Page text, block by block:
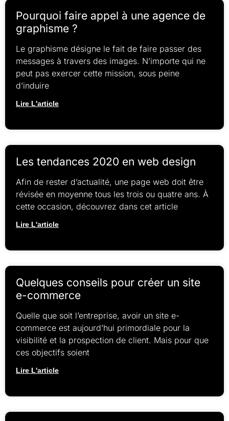
Pourquoi faire appel à une agence de
graphisme ?
Le graphisme désigne le fait de faire passer des
messages à travers des images. N’importe qui ne
peut pas exercer cette mission, sous peine
d’induire
Lire L'article
Les tendances 2020 en web design
Afin de rester d’actualité, une page web doit être
révisée en moyenne tous les trois ou quatre ans. À
cette occasion, découvrez dans cet article
Lire L'article
Quelques conseils pour créer un site
e-commerce
Quelle que soit l’entreprise, avoir un site e-
commerce est aujourd’hui primordiale pour la
visibilité et la prospection de client. Mais pour que
ces objectifs soient
Lire L'article